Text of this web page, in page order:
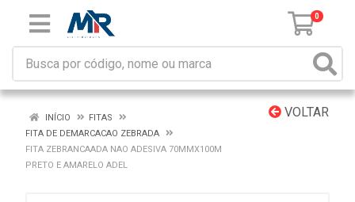
0
VOLTAR
INÍCIO
FITAS
FITA DE DEMARCACAO ZEBRADA
FITA ZEBRANCAADA NAO ADESIVA 70MMX100M
PRETO E AMARELO ADEL